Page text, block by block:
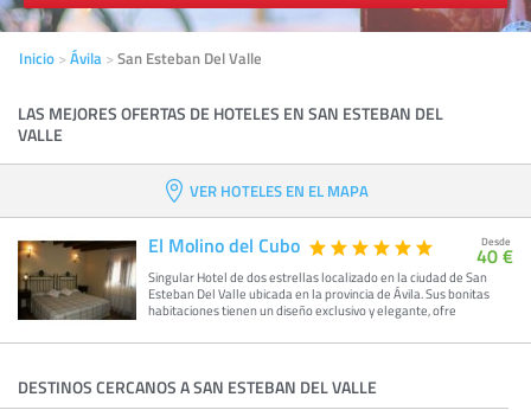
Inicio Ávila San Esteban Del Valle
LAS MEJORES OFERTAS DE HOTELES EN SAN ESTEBAN DEL
VALLE
VER HOTELES EN EL MAPA
El Molino del Cubo
Singular Hotel de dos estrellas localizado en la ciudad de San
Esteban Del Valle ubicada en la provincia de Ávila. Sus bonitas
habitaciones tienen un diseño exclusivo y elegante, ofre
Desde
40 €
DESTINOS CERCANOS A SAN ESTEBAN DEL VALLE